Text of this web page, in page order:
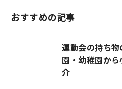
おすすめの記事
運動会の持ち
園・幼稚園か
介